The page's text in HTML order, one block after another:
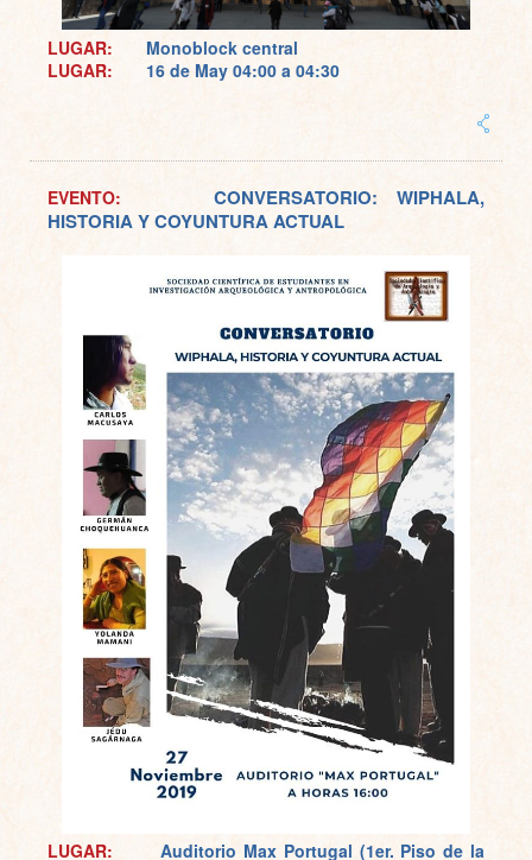
LUGAR: Monoblock central
LUGAR: 16 de May 04:00 a 04:30
EVENTO:CONVERSATORIO: WIPHALA,
HISTORIA Y COYUNTURA ACTUAL
LUGAR:Auditorio Max Portugal (1er. Piso de la